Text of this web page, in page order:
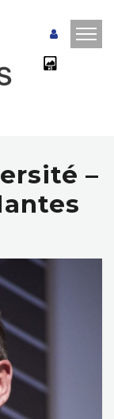
–